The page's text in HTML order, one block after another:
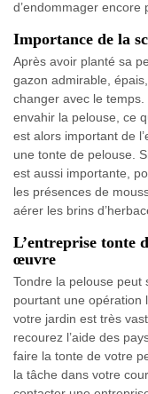
d’endommager encore
Importance de la
Après avoir planté sa
gazon admirable,
changer avec le
envahir la pelouse, ce
est alors important de
une tonte de pelouse.
est aussi importante,
les présences de
aérer les brins
L’entreprise tonte
œuvre
Tondre la pelouse peut
pourtant une opération
votre jardin est très
recourez l’aide des
faire la tonte de votre
la tâche dans votre